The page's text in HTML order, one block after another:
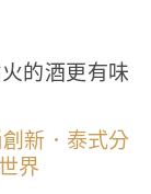
的酒更有味